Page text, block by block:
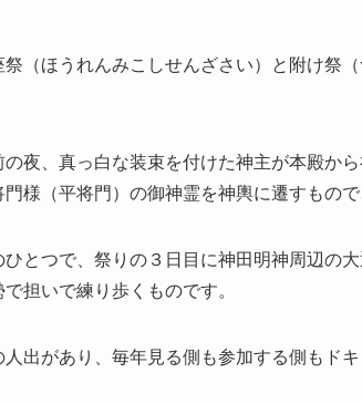
（ほうれんみこしせんざさい）と附け祭
夜、真っ白な装束を付けた神主が本殿か
様（平将門）の御神霊を神輿に遷すもので
とつで、祭りの３日目に神田明神周辺の
担いで練り歩くものです。
出があり、毎年見る側も参加する側もドキ